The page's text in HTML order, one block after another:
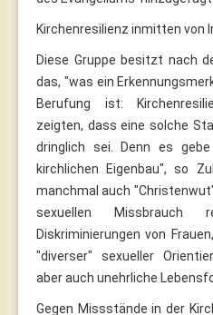
Kirchenresilienz inmitten von
Diese Gruppe besitzt nach
das, "was ein
Berufung ist:
zeigten, dass eine solche
dringlich sei. Denn es
kirchlichen Eigenbau", so
manchmal auch
sexuellen Missbrauch
Diskriminierungen von
"diverser" sexueller
aber auch unehrliche
Gegen Missstände in der